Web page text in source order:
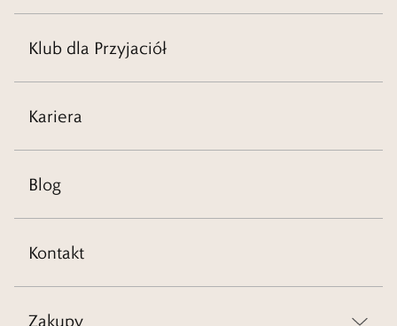
Klub dla Przyjaciół
Kariera
Blog
Kontakt
Zakupy